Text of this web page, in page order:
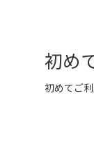
初め
初めてご